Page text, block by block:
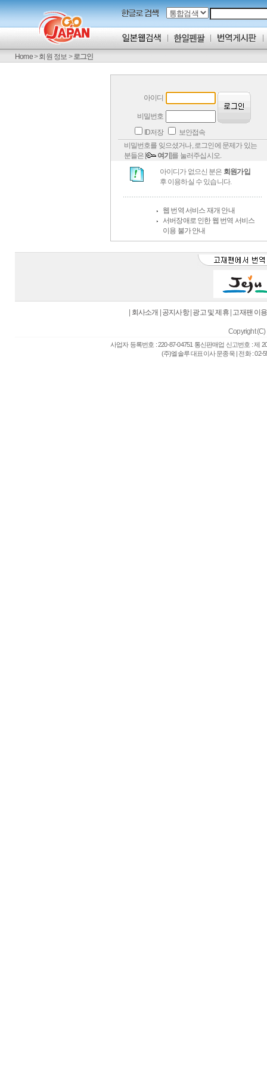
Home>회원 정보 >로그인
아이디
비밀번호
ID저장
보안접속
비밀번호를 잊으셨거나, 로그인에 문제가 있는
분들은 [
여기]를 눌러주십시오.
아이디가 없으신 분은 회원가입
후 이용하실 수 있습니다.
웹 번역 서비스 재개 안내
서버장애로 인한 웹 번역 서비스
이용 불가 안내
회사소개 공지사항| 광고 및 제휴| 고재팬 이
Copyright (C)
사업자 등록번호 : 220-87-04751 통신판매업 신고번호 : 제
(주)엘솔루 대표이사 문종욱 | 전화 : 02-